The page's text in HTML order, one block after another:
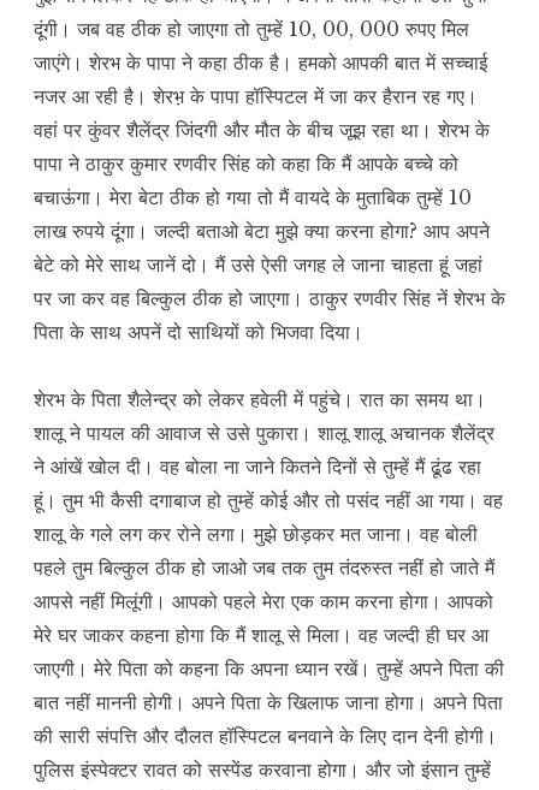
दूंगी। जब वह ठीक हो जाएगा तो तुम्हें 10, 00, 000 रुपए मिल
जाएंगे। शेरभ के पापा ने कहा ठीक है। हमको आपकी बात में सच्चाई
नजर आ रही है। शेरभ़ के पापा हॉस्पिटल में जा कर हैरान रह गए।
वहां पर कुंवर शैलेंद्र जिंदगी और मौत के बीच जूझ रहा था। शेरभ के
पापा ने ठाकुर कुमार रणवीर सिंह को कहा कि मैं आपके बच्चे को
बचाऊंगा। मेरा बेटा ठीक हो गया तो मैं वायदे के मुताबिक तुम्हें 10
लाख रुपये दूंगा। जल्दी बताओ बेटा मुझे क्या करना होगा? आप अपने
बेटे को मेरे साथ जानें दो। मैं उसे ऐसी जगह ले जाना चाहता हूं जहां
पर जा कर वह बिल्कुल ठीक हो जाएगा। ठाकुर रणवीर सिंह नें शेरभ के
पिता के साथ अपनें दो साथियों को भिजवा दिया।
शेरभ के पिता शैलेन्द्र को लेकर हवेली में पहुंचे। रात का समय था।
शालू ने पायल की आवाज से उसे पुकारा। शालू शालू अचानक शैलेंद्र
ने आंखें खोल दी। वह बोला ना जाने कितने दिनों से तुम्हें मैं ढूंढ रहा
हूं। तुम भी कैसी दगाबाज हो तुम्हें कोई और तो पसंद नहीं आ गया। वह
शालू के गले लग कर रोने लगा। मुझे छोड़कर मत जाना। वह बोली
पहले तुम बिल्कुल ठीक हो जाओ जब तक तुम तंदरुस्त नहीं हो जाते मैं
आपसे नहीं मिलूंगी। आपको पहले मेरा एक काम करना होगा। आपको
मेरे घर जाकर कहना होगा कि मैं शालू से मिला। वह जल्दी ही घर आ
जाएगी। मेरे पिता को कहना कि अपना ध्यान रखें। तुम्हें अपने पिता की
बात नहीं माननी होगी। अपने पिता के खिलाफ जाना होगा। अपने पिता
की सारी संपत्ति और दौलत हॉस्पिटल बनवाने के लिए दान देनी होगी।
पुलिस इंस्पेक्टर रावत को सस्पेंड करवाना होगा। और जो इंसान तुम्हें